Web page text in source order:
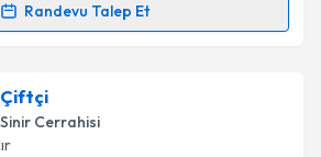
Takvim Talebini Gönder
Randevu Talep Et
Talebi
için randevu takvimi talebi
uzmandan randevu almanız için bir
e-posta ile bilgilendireceğiz.
Çiftçi
Cerrahisi